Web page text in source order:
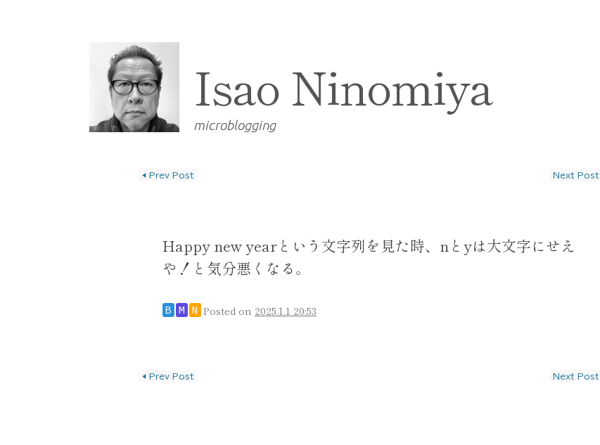
Isao Ninomiya
microblogging
◀ Prev Post Next Post
Happy new yearという文字列を見た時、nとyは大文字にせえ
や！と気分悪くなる。
B M N Posted on 2025.1.1 20:53
投稿ナビゲーション
◀ Prev Post Next Post